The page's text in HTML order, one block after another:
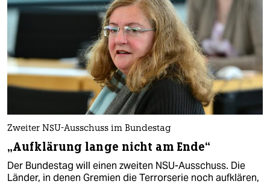
Zweiter NSU-Ausschuss im Bundestag
„Aufklärung lange nicht am Ende“
Der Bundestag will einen zweiten NSU-Ausschuss. Die
Länder, in denen Gremien die Terrorserie noch aufklären,